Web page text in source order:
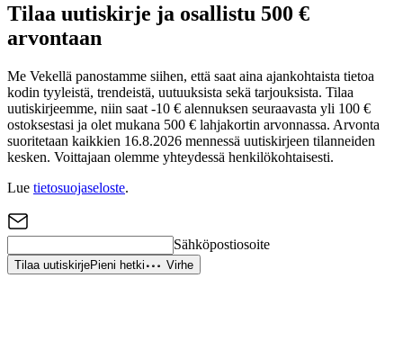
Tilaa uutiskirje ja osallistu 500 €
arvontaan
Me Vekellä panostamme siihen, että saat aina ajankohtaista tietoa
kodin tyyleistä, trendeistä, uutuuksista sekä tarjouksista. Tilaa
uutiskirjeemme, niin saat -10 € alennuksen seuraavasta yli 100 €
ostoksestasi ja olet mukana 500 € lahjakortin arvonnassa. Arvonta
suoritetaan kaikkien 16.8.2026 mennessä uutiskirjeen tilanneiden
kesken. Voittajaan olemme yhteydessä henkilökohtaisesti.
Lue tietosuojaseloste.
Sähköpostiosoite
Tilaa uutiskirjePieni hetki Virhe